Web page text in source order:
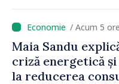
niciun stat”
/ Acum 5 ore
Maia Sandu
criză energetică
la reducerea